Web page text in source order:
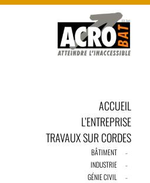
ACCUEIL
L’ENTREPRISE
TRAVAUX SUR CORDES
BÂTIMENT
INDUSTRIE
GÉNIE CIVIL